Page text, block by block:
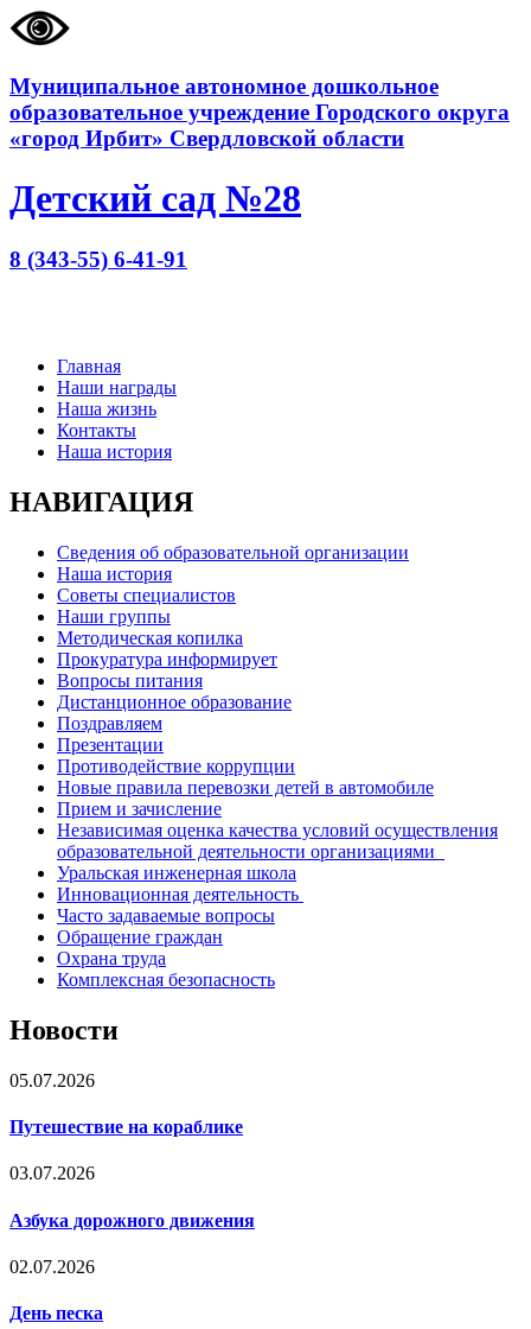
Муниципальное автономное дошкольное
образовательное учреждение Городского округа
«город Ирбит» Свердловской области
Детский сад №28
8 (343-55) 6-41-91
Главная
Наши награды
Наша жизнь
Контакты
Наша история
НАВИГАЦИЯ
Сведения об образовательной организации
Наша история
Советы специалистов
Наши группы
Методическая копилка
Прокуратура информирует
Вопросы питания
Дистанционное образование
Поздравляем
Презентации
Противодействие коррупции
Новые правила перевозки детей в автомобиле
Прием и зачисление
Независимая оценка качества условий осуществления
образовательной деятельности организациями
Уральская инженерная школа
Инновационная деятельность
Часто задаваемые вопросы
Обращение граждан
Охрана труда
Комплексная безопасность
Новости
05.07.2026
Путешествие на кораблике
03.07.2026
Азбука дорожного движения
02.07.2026
День песка